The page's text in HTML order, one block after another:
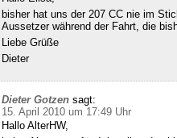
bisher hat uns der 207 CC nie im
Aussetzer während der Fahrt, die
Liebe Grüße
Dieter
Dieter Gotzen sagt:
15. April 2010 um 17:49 Uhr
Hallo AlterHW,